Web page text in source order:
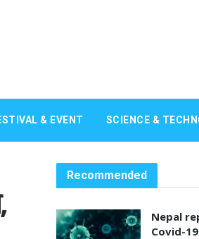
& EVENT SCIENCE &
Recommended
Nepal
Covid-